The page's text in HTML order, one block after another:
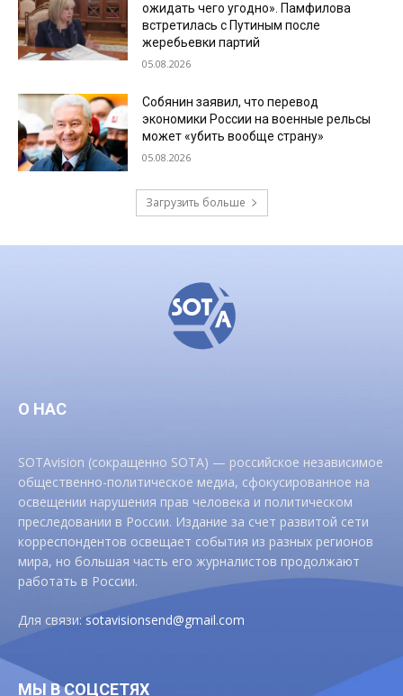
ожидать чего угодно». Памфилова
встретилась с Путиным после
жеребьевки партий
05.08.2026
Собянин заявил, что перевод
экономики России на военные рельсы
может «убить вообще страну»
05.08.2026
Загрузить больше
О НАС
SOTAvision (сокращенно SOTA) — российское независимое
общественно-политическое медиа, сфокусированное на
освещении нарушения прав человека и политическом
преследовании в России. Издание за счет развитой сети
корреспондентов освещает события из разных регионов
мира, но большая часть его журналистов продолжают
работать в России.
Для связи:sotavisionsend@gmail.com
МЫ В СОЦСЕТЯХ